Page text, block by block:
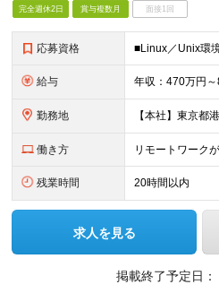
完全週休2日 賞与複数月 面接1回
応募資格
給与
勤務地
働き方 リモートワーク
残業時間 20時間以内
求人を見る
掲載終了予定日：